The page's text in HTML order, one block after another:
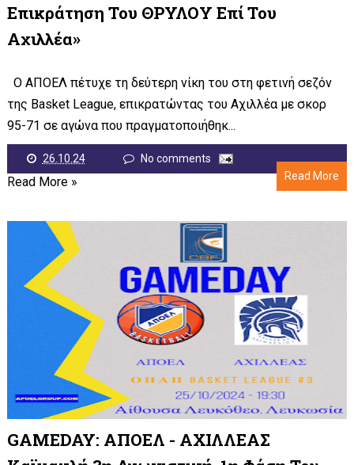
Επικράτηση Του ΘΡΥΛΟΥ Επί Του
Αχιλλέα»
Ο ΑΠΟΕΛ πέτυχε τη δεύτερη νίκη του στη φετινή σεζόν
της Basket League, επικρατώντας του Αχιλλέα με σκορ
95-71 σε αγώνα που πραγματοποιήθηκ...
26.10.24
No comments
Read More
Read More »
GAMEDAY: ΑΠΟΕΛ - ΑΧΙΛΛΕΑΣ